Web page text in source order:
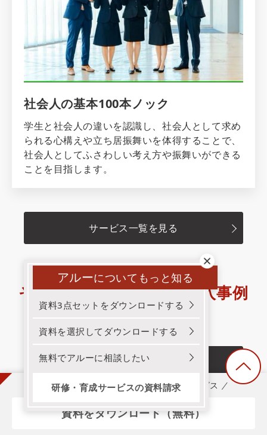
社会人の基本100本ノック
学生と社会人の違いを認識し、社会人として求め
られる心構えや立ち居振舞いを体得することで、
社会人としてふさわしい考え方や振舞いができる
ことを目指します。
サービス一覧を見る
その他のおすすめ研修導入事例
導入事例一覧
アルーについてもっと知る
資料3点セットをダウンロードする
資料を選択してダウンロードする
無料でアルーに相談したい
研修・育成サービスの資料請求
3分でわかる！アルー！研修・育成サービス
資料をダウンロード（無料）